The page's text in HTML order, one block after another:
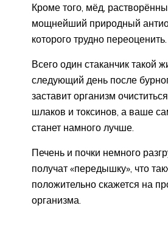
Кроме того, мёд,
мощнейший природный
которого трудно переоценить.
Всего один стаканчик такой
следующий день после
заставит организм
шлаков и токсинов, а ваше
станет намного лучше.
Печень и почки немного
получат «передышку», что
положительно скажется на
организма.